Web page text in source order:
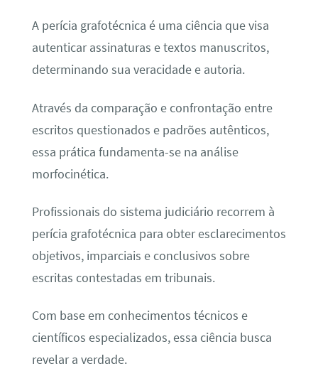
A perícia grafotécnica é uma ciência que visa
autenticar assinaturas e textos manuscritos,
determinando sua veracidade e autoria.
Através da comparação e confrontação entre
escritos questionados e padrões autênticos,
essa prática fundamenta-se na análise
morfocinética.
Profissionais do sistema judiciário recorrem à
perícia grafotécnica para obter esclarecimentos
objetivos, imparciais e conclusivos sobre
escritas contestadas em tribunais.
Com base em conhecimentos técnicos e
científicos especializados, essa ciência busca
revelar a verdade.